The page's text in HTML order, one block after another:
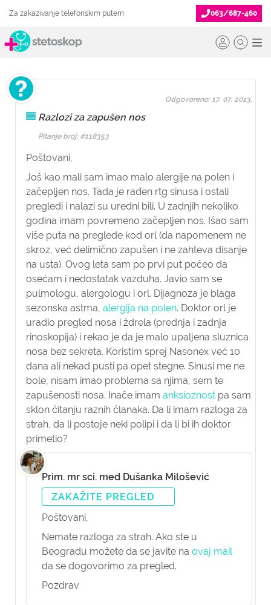
Za zakazivanje telefonskim putem 063/687-460
Razlozi za zapušen nos
Pitanje broj: #118353
Poštovani,
Još kao mali sam imao malo alergije na polen i
začepljen nos. Tada je rađen rtg sinusa i ostali
pregledi i nalazi su uredni bili. U zadnjih nekoliko
godina imam povremeno začepljen nos. Išao sam
više puta na preglede kod orl (da napomenem ne
skroz, već delimično zapušen i ne zahteva disanje
na usta). Ovog leta sam po prvi put počeo da
osećam i nedostatak vazduha. Javio sam se
pulmologu, alergologu i orl. Dijagnoza je blaga
sezonska astma, alergija na polen. Doktor orl je
uradio pregled nosa i ždrela (prednja i zadnja
rinoskopija) i rekao je da je malo upaljena sluznica
nosa bez sekreta. Koristim sprej Nasonex već 10
dana ali nekad pusti pa opet stegne. Sinusi me ne
bole, nisam imao problema sa njima, sem te
zapušenosti nosa. Inače imam anksioznost pa sam
sklon čitanju raznih članaka. Da li imam razloga za
strah, da li postoje neki polipi i da li bi ih doktor
primetio?
Odgovoreno: 17. 07. 2013.
Prim. mr sci. med Dušanka Milošević
ZAKAŽITE PREGLED
Poštovani,
Nemate razloga za strah. Ako ste u
Beogradu možete da se javite na ovaj mail
da se dogovorimo za pregled.
Pozdrav